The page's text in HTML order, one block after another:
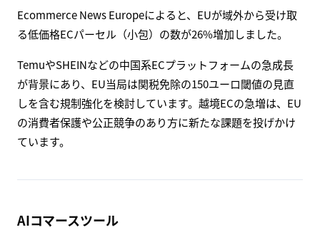
Ecommerce News Europeによると、EUが域外から受け取
る低価格ECパーセル（小包）の数が26%増加しました。
TemuやSHEINなどの中国系ECプラットフォームの急成長
が背景にあり、EU当局は関税免除の150ユーロ閾値の見直
しを含む規制強化を検討しています。越境ECの急増は、EU
の消費者保護や公正競争のあり方に新たな課題を投げかけ
ています。
AIコマースツール